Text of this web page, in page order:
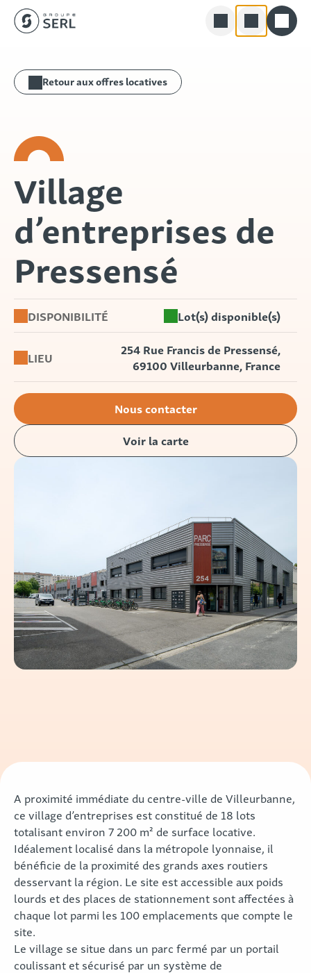
content
Rechercher
Retour aux offres locatives
Village
d’entreprises de
Pressensé
DISPONIBILITÉ Lot(s) disponible(s)
LIEU
254 Rue Francis de Pressensé,
69100 Villeurbanne, France
Nous contacter
Voir la carte
A proximité immédiate du centre-ville de Villeurbanne,
ce village d’entreprises est constitué de 18 lots
totalisant environ 7 200 m² de surface locative.
Idéalement localisé dans la métropole lyonnaise, il
bénéficie de la proximité des grands axes routiers
desservant la région. Le site est accessible aux poids
lourds et des places de stationnement sont affectées à
chaque lot parmi les 100 emplacements que compte le
site.
Le village se situe dans un parc fermé par un portail
coulissant et sécurisé par un système de